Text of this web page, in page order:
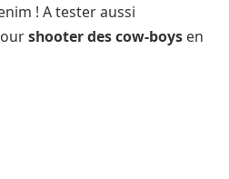
! A tester aussi
shooter des cow-boys en